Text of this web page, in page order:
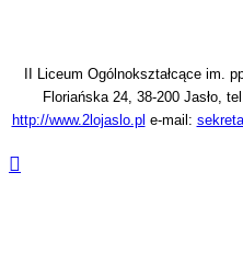
II Liceum Ogólnokształcące im.
Floriańska 24, 38-200 Jasło,
http://www.2lojaslo.pl e-mail: